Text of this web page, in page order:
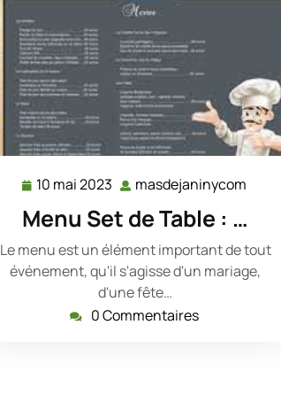
10 mai 2023 10
mai
2023
masdejaninycom
Menu Set de Table : …
Le menu est un élément important de tout
événement, qu'il s'agisse d'un mariage,
d'une fête…
0 Commentaires